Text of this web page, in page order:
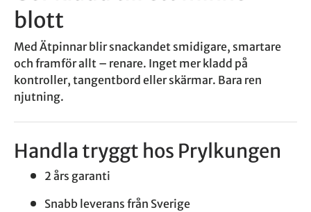
blott
Med Ätpinnar blir snackandet smidigare, smartare
och framför allt – renare. Inget mer kladd på
kontroller, tangentbord eller skärmar. Bara ren
njutning.
Handla tryggt hos Prylkungen
2 års garanti
Snabb leverans från Sverige